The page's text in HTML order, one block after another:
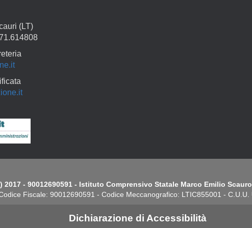
(LT)
2017 - 90012690591 - Istituto Comprensivo Statale Marco Emilio
Fiscale: 90012690591 - Codice Meccanografico: LTIC855001 - C.U.U.
Dichiarazione di Accessibilità